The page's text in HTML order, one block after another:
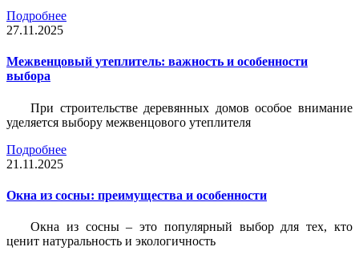
Подробнее
27.11.2025
Межвенцовый утеплитель: важность и особенности
выбора
При строительстве деревянных домов особое внимание
уделяется выбору межвенцового утеплителя
Подробнее
21.11.2025
Окна из сосны: преимущества и особенности
Окна из сосны – это популярный выбор для тех, кто
ценит натуральность и экологичность